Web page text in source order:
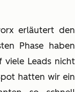
erläutert den
Phase haben
viele Leads nicht
hatten wir ein